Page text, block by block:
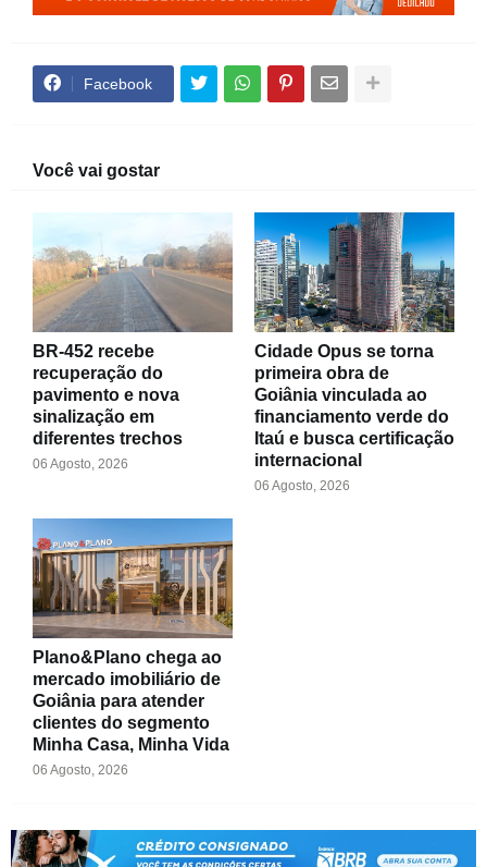
Facebook
Você vai gostar
BR-452 recebe
recuperação do
pavimento e nova
sinalização em
diferentes trechos
06 Agosto, 2026
Cidade Opus se torna
primeira obra de
Goiânia vinculada ao
financiamento verde do
Itaú e busca certificação
internacional
06 Agosto, 2026
Plano&Plano chega ao
mercado imobiliário de
Goiânia para atender
clientes do segmento
Minha Casa, Minha Vida
06 Agosto, 2026